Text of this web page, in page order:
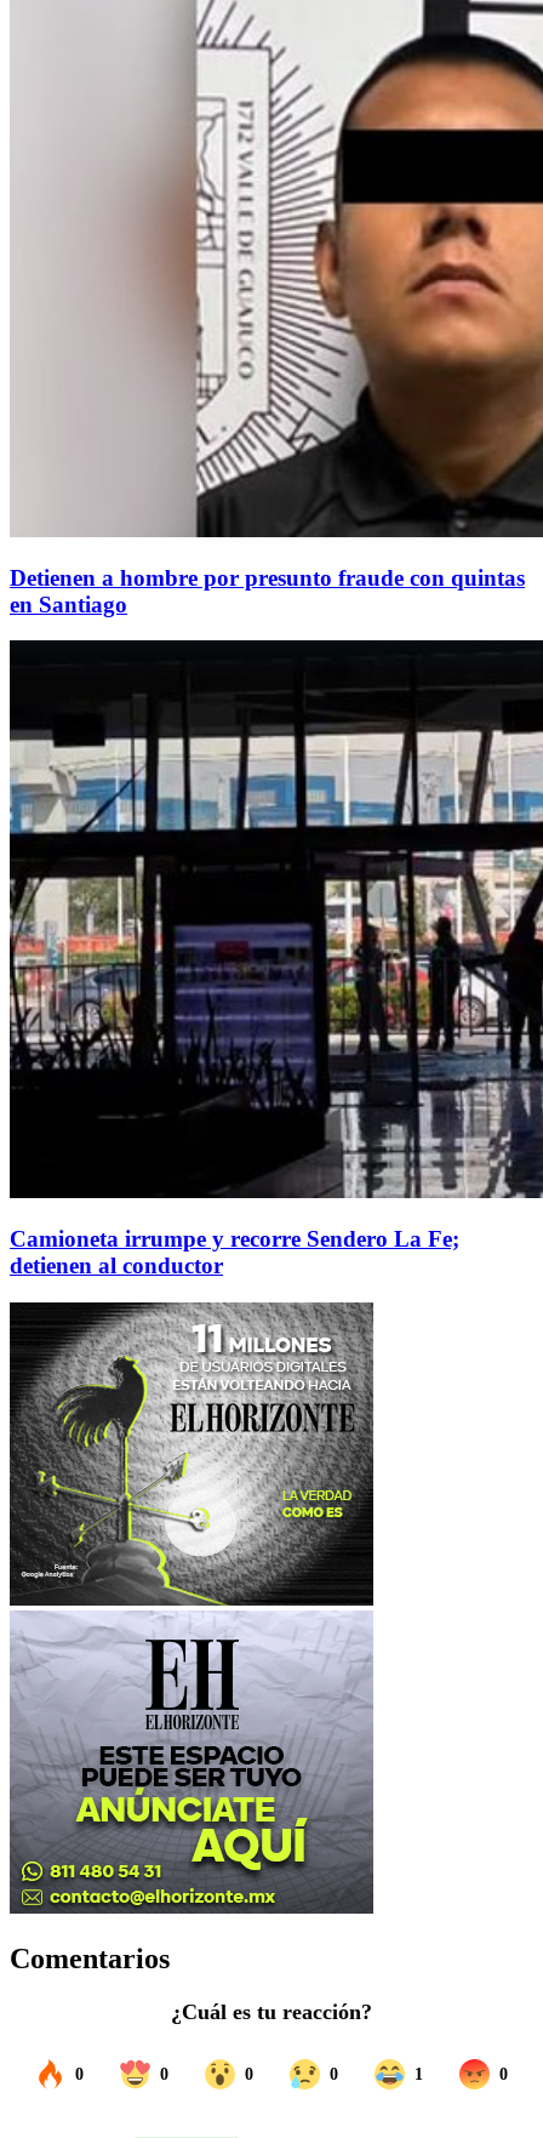
Detienen a hombre por presunto fraude con quintas
en Santiago
Camioneta irrumpe y recorre Sendero La Fe;
detienen al conductor
Comentarios